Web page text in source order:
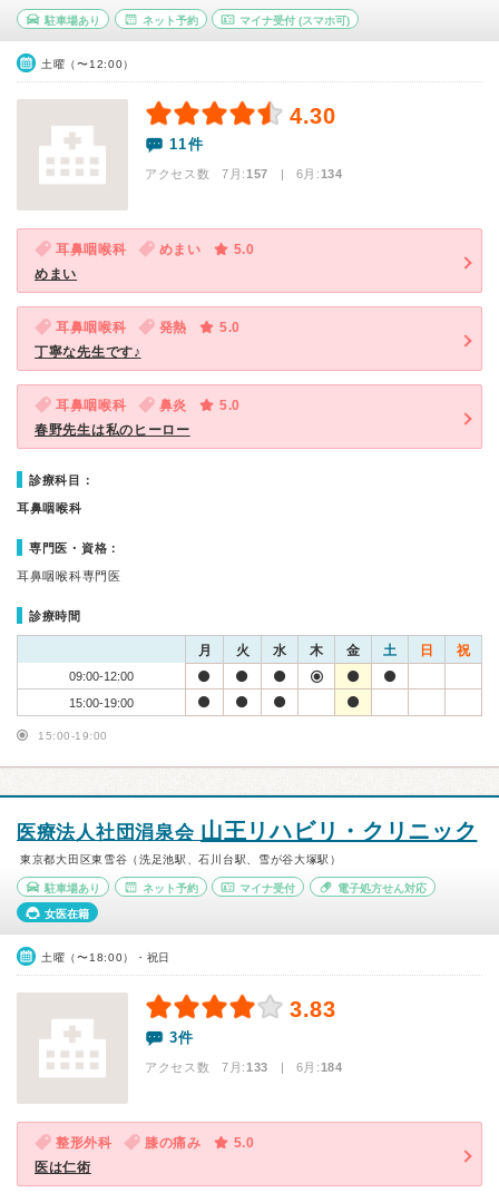
駐車場あり ネット予約 マイナ受付 (スマホ可)
土曜（〜12:00）
4.30
11件
アクセス数 7月:157 | 6月:134
耳鼻咽喉科 めまい
5.0
めまい
耳鼻咽喉科 発熱
5.0
丁寧な先生です♪
耳鼻咽喉科 鼻炎
5.0
春野先生は私のヒーロー
診療科目：
耳鼻咽喉科
専門医・資格：
耳鼻咽喉科専門医
診療時間
月 火 水 木 金 土 日 祝
09:00-12:00
15:00-19:00
15:00-19:00
医療法人社団涓泉会 山王リハビリ・クリニック
東京都大田区東雪谷（洗足池駅、石川台駅、雪が谷大塚駅）
駐車場あり ネット予約 マイナ受付 電子処方せん対応
女医在籍
土曜（〜18:00）・祝日
3.83
3件
アクセス数 7月:133 | 6月:184
整形外科 膝の痛み
5.0
医は仁術